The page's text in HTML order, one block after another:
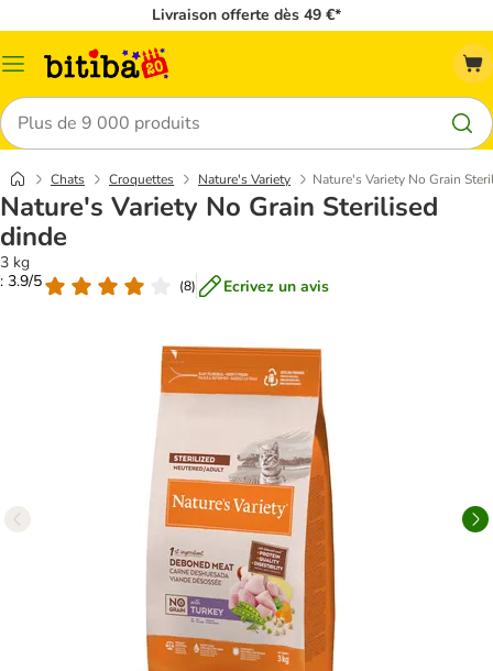
Livraison offerte dès 49 €*
Menu
Rechercher
Chats Croquettes Nature's Variety Nature's Variety No Grain
Nature's Variety No Grain Sterilised
dinde
3 kg
: 3.9/5
(8) Ecrivez un avis